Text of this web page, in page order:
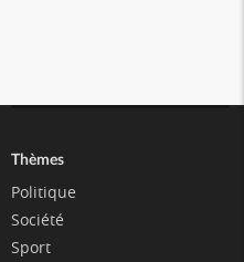
Thèmes
Politique
Société
Sport